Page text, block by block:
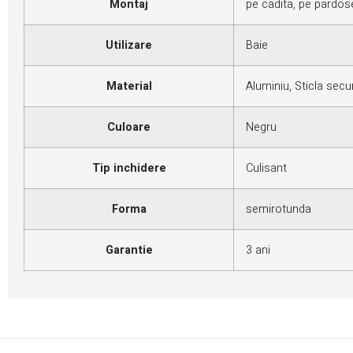
Montaj pe cadita, pe
Utilizare Baie
Material Aluminiu, Sticla
Culoare Negru
Tip inchidere Culisant
Forma semirotunda
Garantie 3 ani